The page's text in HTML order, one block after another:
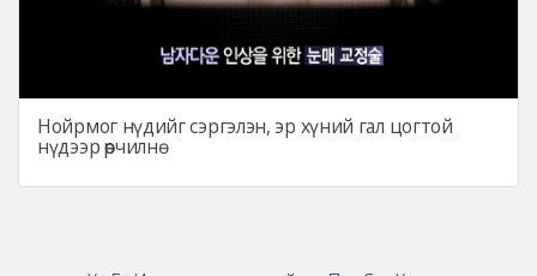
Нойрмог нүдийг сэргэлэн, эр хүний гал цогтой
нүдээр өөрчилнө